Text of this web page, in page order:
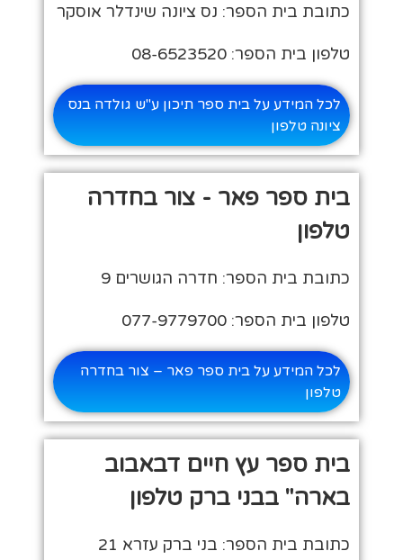
כתובת בית הספר: נס ציונה שינדלר אוסקר
טלפון בית הספר: 08-6523520
לכל המידע על בית ספר תיכון ע"ש גולדה בנס
ציונה טלפון
בית ספר פאר - צור בחדרה
טלפון
כתובת בית הספר: חדרה הגושרים 9
טלפון בית הספר: 077-9779700
לכל המידע על בית ספר פאר – צור בחדרה
טלפון
בית ספר עץ חיים דבאבוב
בארה" בבני ברק טלפון
כתובת בית הספר: בני ברק עזרא 21